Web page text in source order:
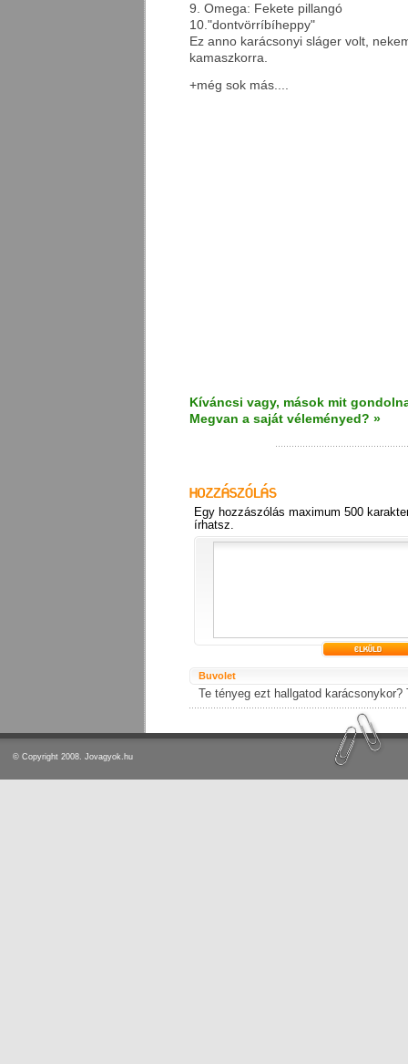
9. Omega: Fekete pillangó
10."dontvörríbíheppy"
Ez anno karácsonyi sláger volt,
kamaszkorra.
+még sok más....
Kíváncsi vagy, mások mit
Megvan a saját véleményed? »
Egy hozzászólás maximum 500
írhatsz.
Buvolet
Te tényeg ezt hallgatod karácsonykor?
© Copyright 2008. Jovagyok.hu